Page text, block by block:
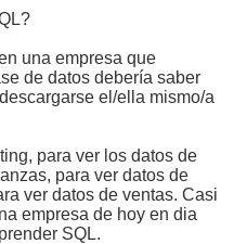
una empresa que
de datos debería saber
el/ella mismo/a
para ver los datos de
para ver datos de
ver datos de ventas. Casi
empresa de hoy en dia
SQL.